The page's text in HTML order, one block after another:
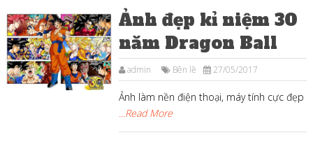
Ảnh đẹp kỉ niệm 30
năm Dragon Ball
admin Bên lề 27/05/2017
Ảnh làm nền điện thoại, máy tính cực đẹp
...Read More